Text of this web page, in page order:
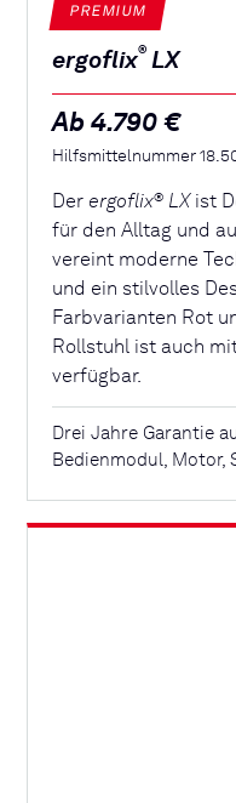
PREMIUM
ergoflix® LX
Ab 4.790 €
Hilfsmittelnummer
Derergoflix® LX ist
für den Alltag und
vereint moderne
und ein stilvolles
Farbvarianten Rot
Rollstuhl ist auch
verfügbar.
Drei Jahre Garantie
Bedienmodul, Motor,